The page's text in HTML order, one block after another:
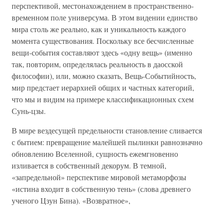
перспективой, местонахождением в пространственно-
временном поле универсума. В этом видении единство
мира столь же реально, как и уникальность каждого
момента существования. Поскольку все бесчисленные
вещи-события составляют здесь «одну вещь» (именно
так, повторим, определялась реальность в даосской
философии), или, можно сказать, Вещь-Событийность,
мир предстает иерархией общих и частных категорий,
что мы и видим на примере классификационных схем
Сунь-цзы.
В мире вездесущей предельности становление сливается
с бытием: превращение малейшей пылинки равнозначно
обновлению Вселенной, сущность ежемгновенно
изливается в собственный декорум. В темной,
«запредельной» перспективе мировой метаморфозы
«истина входит в собственную тень» (слова древнего
ученого Цзун Бина). «Возвратное»,